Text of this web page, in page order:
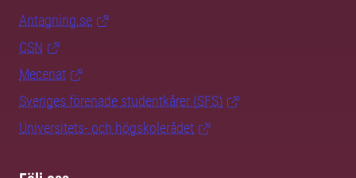
Antagning.se
CSN
Mecenat
Sveriges förenade studentkårer (SFS)
Universitets- och högskolerådet